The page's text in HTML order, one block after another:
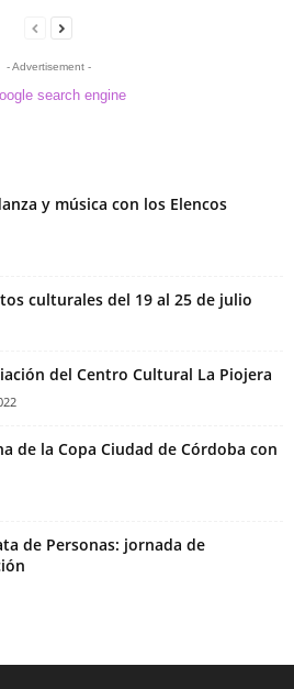
- Advertisement -
y música con los Elencos
culturales del 19 al 25 de julio
del Centro Cultural La Piojera
de la Copa Ciudad de Córdoba con
de Personas: jornada de